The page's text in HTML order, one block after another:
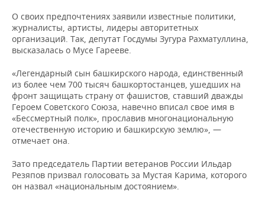
О своих предпочтениях заявили известные политики,
журналисты, артисты, лидеры авторитетных
организаций. Так, депутат Госдумы Зугура Рахматуллина,
высказалась о Мусе Гарееве.
«Легендарный сын башкирского народа, единственный
из более чем 700 тысяч башкортостанцев, ушедших на
фронт защищать страну от фашистов, ставший дважды
Героем Советского Союза, навечно вписал свое имя в
«Бессмертный полк», прославив многонациональную
отечественную историю и башкирскую землю», —
отмечает она.
Зато председатель Партии ветеранов России Ильдар
Резяпов призвал голосовать за Мустая Карима, которого
он назвал «национальным достоянием».